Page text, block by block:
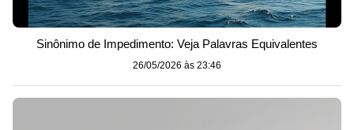
Sinônimo de Impedimento: Veja Palavras Equivalentes
26/05/2026 às 23:46